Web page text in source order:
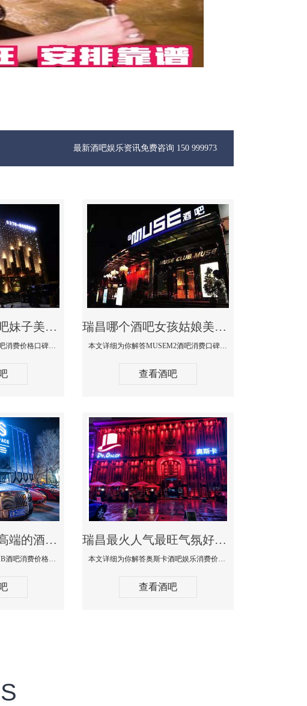
最新酒吧娱乐资讯免费咨询 150 99997335微信同步
瑞昌哪个蹦迪酒吧妹子美女多环境好-赫本酒吧消费价格口碑点评
本文详细为你解答赫本酒吧消费价格口碑点评，更多关于哪个蹦迪酒吧妹子美女多环境好咨询150 99997335微信同步！
瑞昌哪个酒吧女孩姑娘美女多-MUSEM2酒吧消费口碑点评
本文详细为你解答MUSEM2酒吧消费口碑点评，更多关于哪个酒吧女孩姑娘美女多免费咨询150 99997335微信同步！
查看酒吧
瑞昌最好玩最大高端的酒吧体验-SPACE CLUB酒吧消费点评
本文详细为你SPACE CLUB酒吧消费价格点评，更多关于最好玩最大高端的酒吧体验免费咨询150 99997335微信同步！
瑞昌最火人气最旺气氛好的酒吧-奥斯卡酒吧消费价格口碑点评
本文详细为你解答奥斯卡酒吧娱乐消费价格点评，更多关于最火人气最旺气氛好的酒吧免费咨询150 99997335微信同步！
查看酒吧